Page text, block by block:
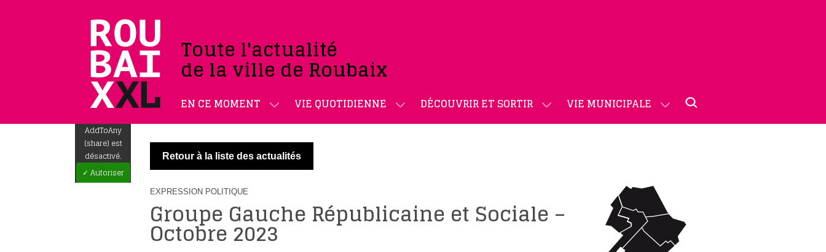
Toute l'actualité
de la ville de Roubaix
EN CE MOMENT VIE QUOTIDIENNE DÉCOUVRIR ET SORTIR VIE MUNICIPALE
AddToAny
(share) est
désactivé.
✓ Autoriser
Retour à la liste des actualités
EXPRESSION POLITIQUE
Groupe Gauche Républicaine et Sociale –
Octobre 2023